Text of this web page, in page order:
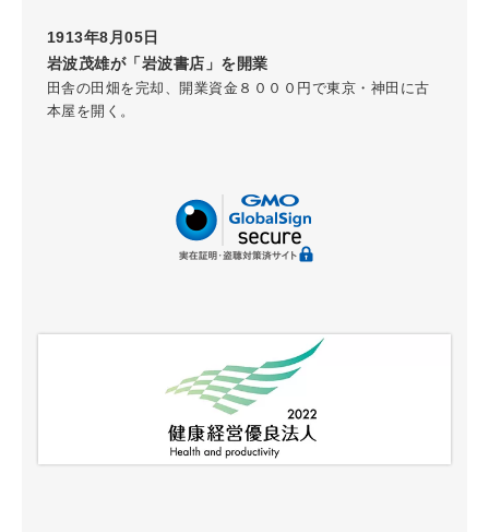
1913年8月05日
岩波茂雄が「岩波書店」を開業
田舎の田畑を完却、開業資金８０００円で東京・神田に古
本屋を開く。